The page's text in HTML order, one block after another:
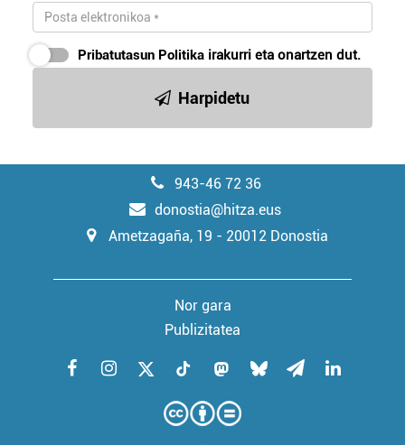
Pribatutasun Politika irakurri eta onartzen dut.
Harpidetu
943-46 72 36
donostia@hitza.eus
Ametzagaña, 19 - 20012 Donostia
Nor gara
Publizitatea